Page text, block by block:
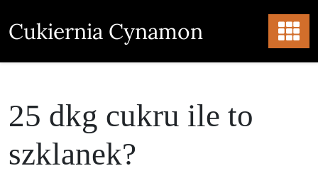
to
content
Cukiernia Cynamon
25 dkg cukru ile to
szklanek?